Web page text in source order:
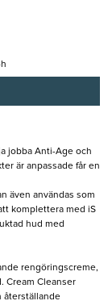
jobba Anti-Age och
är anpassade får en
även användas som
komplettera med iS
hud med
rengöringscreme,
Cream Cleanser
återställande